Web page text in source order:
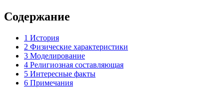
Содержание
1 История
2 Физические характеристики
3 Моделирование
4 Религиозная составляющая
5 Интересные факты
6 Примечания